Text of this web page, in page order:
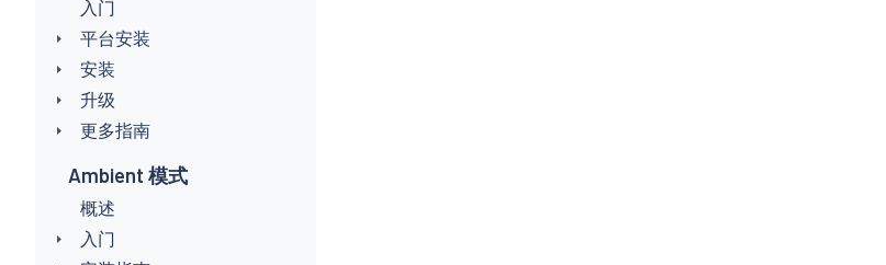
入门
平台安装
安装
升级
更多指南
Ambient 模式
概述
入门